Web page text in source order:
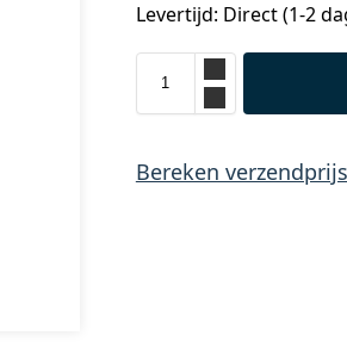
Levertijd: Direct (1-2
Bereken verzendprijs